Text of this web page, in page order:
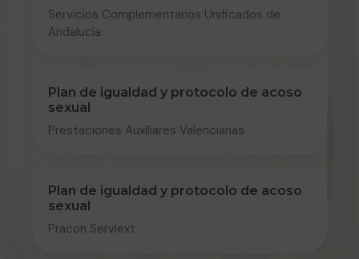
Servicios Complementarios Unificados de
Andalucía
Plan de igualdad y protocolo de acoso
sexual
Prestaciones Auxiliares Valencianas
Plan de igualdad y protocolo de acoso
sexual
Pracon Serviext